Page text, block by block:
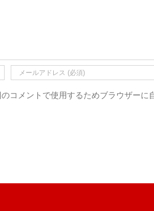
コメントで使用するためブラウザーに